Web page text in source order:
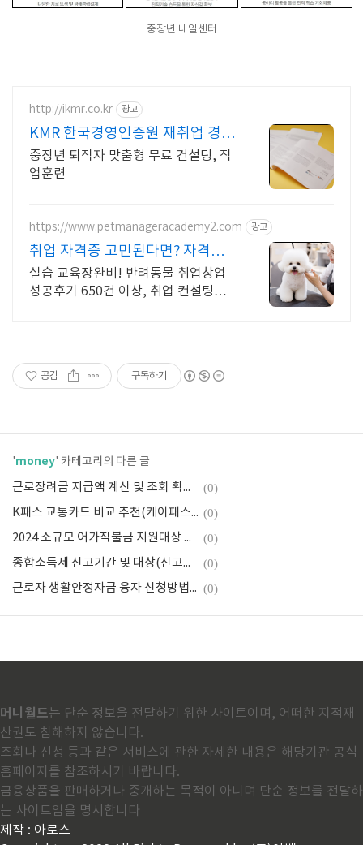
중장년 내일센터
http://ikmr.co.kr 광고
KMR 한국경영인증원 재취업 경력
설계 지원기관
중장년 퇴직자 맞춤형 무료 컨설팅, 직
업훈련
https://www.petmanageracademy2.com 광고
취업 자격증 고민된다면? 자격증
취득을 위한 맞춤교육
실습 교육장완비! 반려동물 취업창업
성공후기 650건 이상, 취업 컨설팅도
공감 구독하기
'money' 카테고리의 다른 글
근로장려금 지급액 계산 및 조회 확인(기준 산정표, 자녀장려금) (0)
K패스 교통카드 비교 추천(케이패스 신용, 체크카드 발급 신청) (0)
2024 소규모 어가직불금 지원대상 및 신청방법(어선원 직불제) (0)
종합소득세 신고기간 및 대상(신고방법, 과세표준 및 소득세율, 계산기) (0)
근로자 생활안정자금 융자 신청방법(대출 대상, 조건, 한도 등) (0)
머니월드는 단순 정보을 전달하기 위한 사이트이며, 어떠한 지적재
산권도 침해하지 않습니다.
조회나 신청 등과 같은 서비스에 관한 자세한 내용은 해당기관 공식
홈페이지를 참조하시기 바랍니다.
금융상품을 판매하거나 중개하는 목적이 아니며 단순 정보를 전달하
는 사이트임을 명시합니다
제작 : 아로스